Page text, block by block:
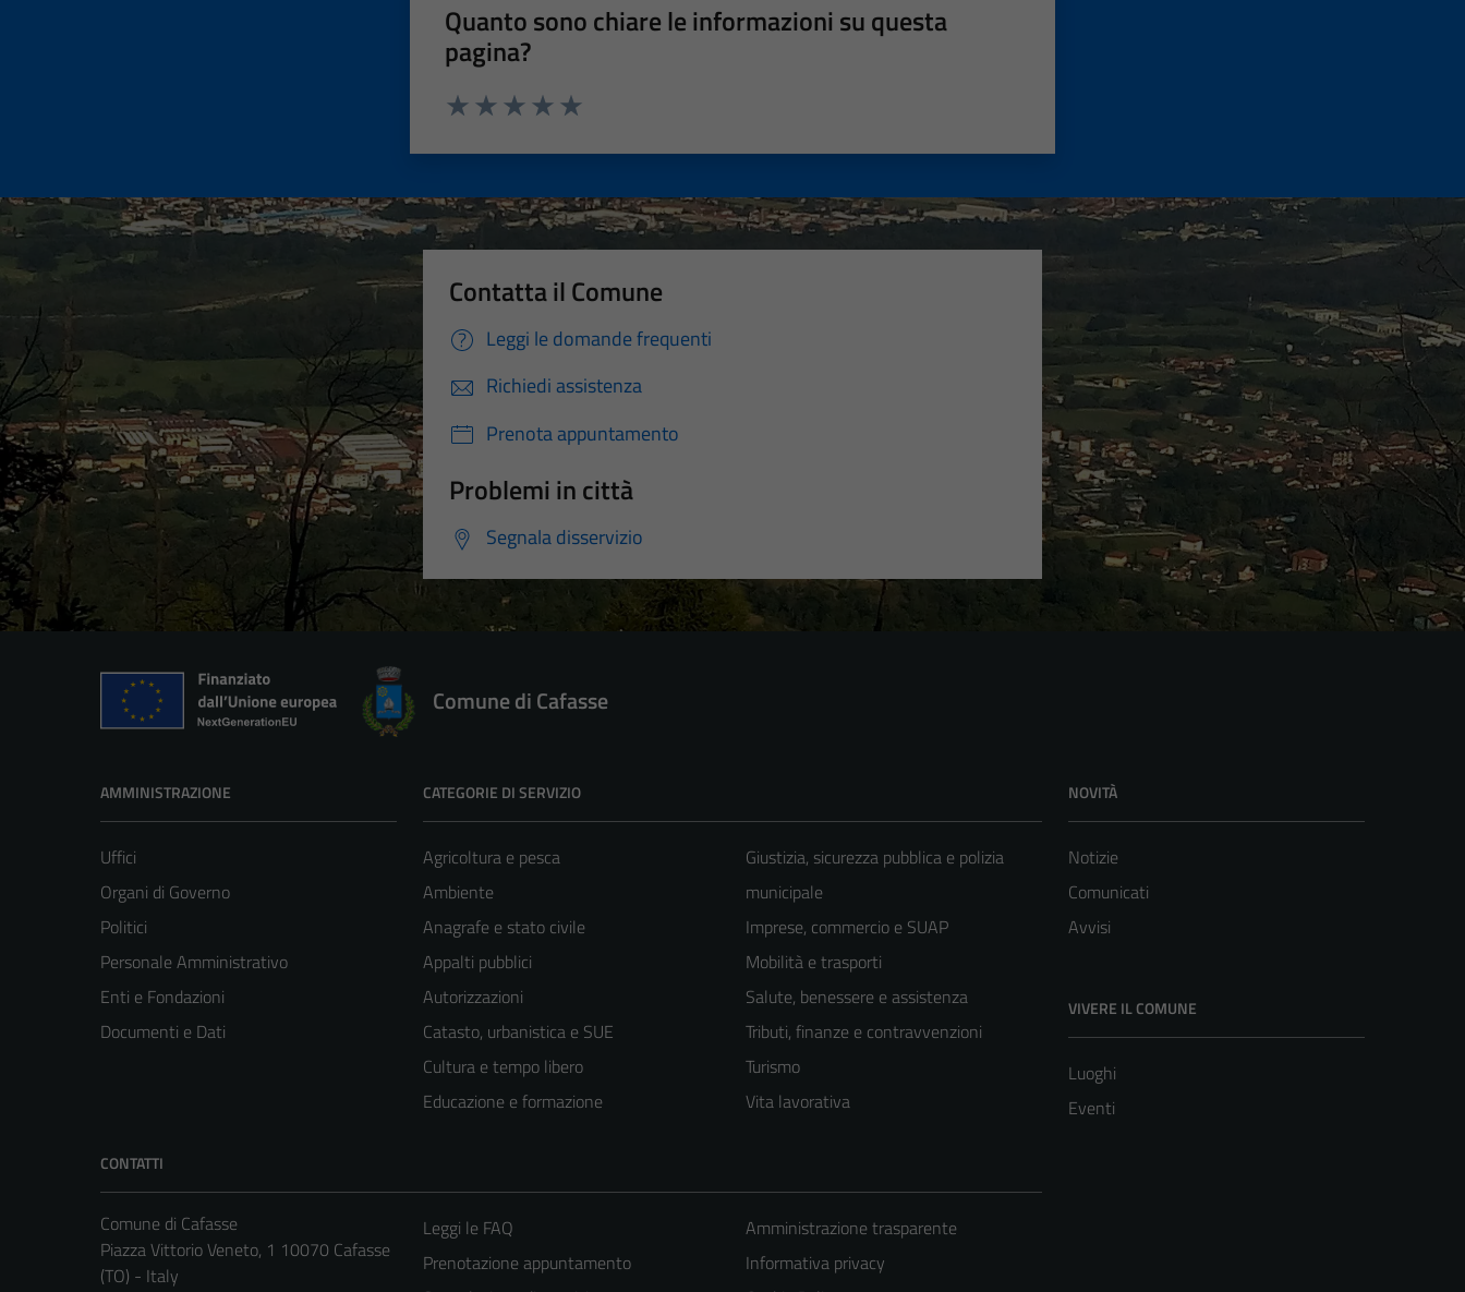
Quanto sono chiare le informazioni su questa
pagina?
Contatta il Comune
Leggi le domande frequenti
Richiedi assistenza
Prenota appuntamento
Problemi in città
Segnala disservizio
Comune di Cafasse
AMMINISTRAZIONE
Uffici
Organi di Governo
Politici
Personale Amministrativo
Enti e Fondazioni
Documenti e Dati
CATEGORIE DI SERVIZIO
Agricoltura e pesca
Ambiente
Anagrafe e stato civile
Appalti pubblici
Autorizzazioni
Catasto, urbanistica e SUE
Cultura e tempo libero
Educazione e formazione
Giustizia, sicurezza pubblica e polizia
municipale
Imprese, commercio e SUAP
Mobilità e trasporti
Salute, benessere e assistenza
Tributi, finanze e contravvenzioni
Turismo
Vita lavorativa
NOVITÀ
Notizie
Comunicati
Avvisi
VIVERE IL COMUNE
Luoghi
Eventi
CONTATTI
Comune di Cafasse
Piazza Vittorio Veneto, 1 10070 Cafasse
(TO) - Italy
Leggi le FAQ
Prenotazione appuntamento
Amministrazione trasparente
Informativa privacy
Questi cookie
sono necessari